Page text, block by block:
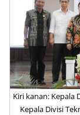
Kiri kanan: Kepala
Kepala Divisi